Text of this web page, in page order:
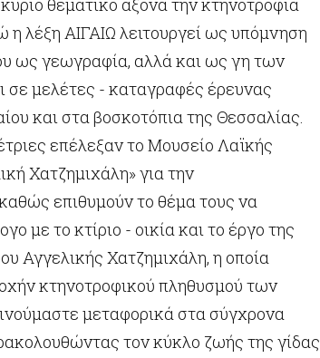
θεματικό άξονα την κτηνοτροφία
λέξη ΑΙΓΑΙΩ λειτουργεί ως υπόμνηση
ως γεωγραφία, αλλά και ως γη των
σε μελέτες - καταγραφές έρευνας
και στα βοσκοτόπια της Θεσσαλίας.
επέλεξαν το Μουσείο Λαϊκής
Χατζημιχάλη» για την
επιθυμούν το θέμα τους να
με το κτίριο - οικία και το έργο της
Αγγελικής Χατζημιχάλη, η οποία
κτηνοτροφικού πληθυσμού των
μεταφορικά στα σύγχρονα
τον κύκλο ζωής της γίδας